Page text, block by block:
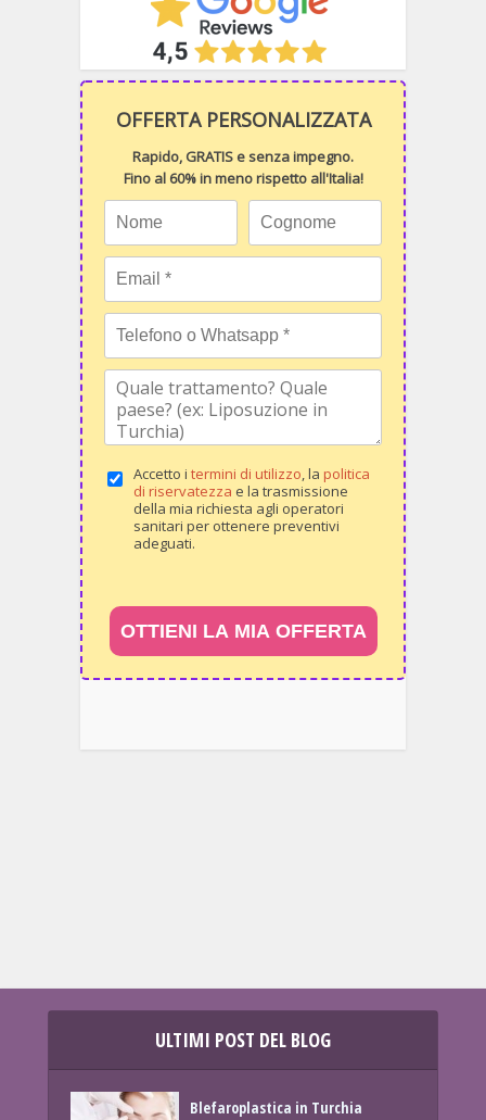
OFFERTA PERSONALIZZATA
Rapido, GRATIS e senza impegno.
Fino al 60% in meno rispetto all'Italia!
Accetto i termini di utilizzo, la politica
di riservatezza e la trasmissione
della mia richiesta agli operatori
sanitari per ottenere preventivi
adeguati.
OTTIENI LA MIA OFFERTA
ULTIMI POST DEL BLOG
Blefaroplastica in Turchia